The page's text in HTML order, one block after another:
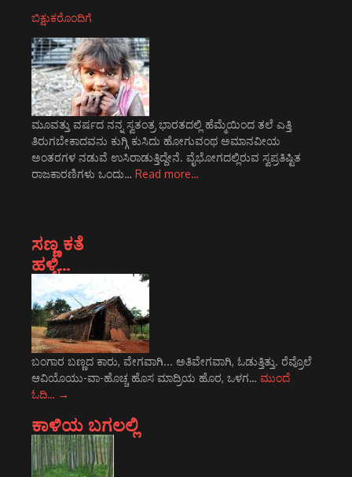
ಬಿಕ್ಷುಕರೊಂದಿಗೆ
ಮೂವತ್ತು ವರ್ಷದ ನನ್ನ ಸ್ವತಂತ್ರ ಭಾರತದಲ್ಲಿ ಹೆಮ್ಮೆಯಿಂದ ತಲೆ ಎತ್ತಿ
ತಿರುಗಬೇಕಾದವನು ಕುಗ್ಗಿ ಕುಸಿದು ಹೋಗುವಂಥ ಅಮಾನವೀಯ
ಅಂತರಗಳ ನಡುವೆ ಉಸಿರಾಡುತ್ತಿದ್ದೇನೆ. ವೈಭೋಗದಲ್ಲಿರುವ ಸ್ವಪ್ರತಿಷ್ಟಿತ
ರಾಜಕಾರಣಿಗಳು ಒಂದು… Read more…
ಸಣ್ಣ ಕತೆ
ಹಳ್ಳಿ…
ಬಂಗಾರ ಬಣ್ಣದ ಕಾರು, ವೇಗವಾಗಿ... ಅತಿವೇಗವಾಗಿ, ಓಡುತ್ತಿತ್ತು. ರೆವ್ರೊಲೆ
ಆವಿಯೊಯು-ವಾ-ಹೊಚ್ಚ ಹೊಸ ಮಾದ್ರಿಯ ಹೊರ, ಒಳಗ… ಮುಂದೆ
ಓದಿ… →
ಕಾಳಿಯ ಬಗಲಲ್ಲಿ